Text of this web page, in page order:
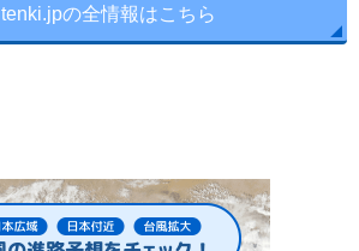
tenki.jpの全情報はこちら